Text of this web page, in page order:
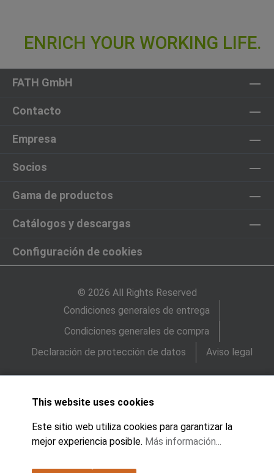
FATH GmbH
Contacto
Empresa
Socios
Gama de productos
Catálogos y descargas
Configuración de cookies
© 2026 All Rights Reserved
Condiciones generales de entrega
Condiciones generales de compra
Declaración de protección de datos
Aviso legal
This website uses cookies
Este sitio web utiliza cookies para garantizar la
mejor experiencia posible. Más información...